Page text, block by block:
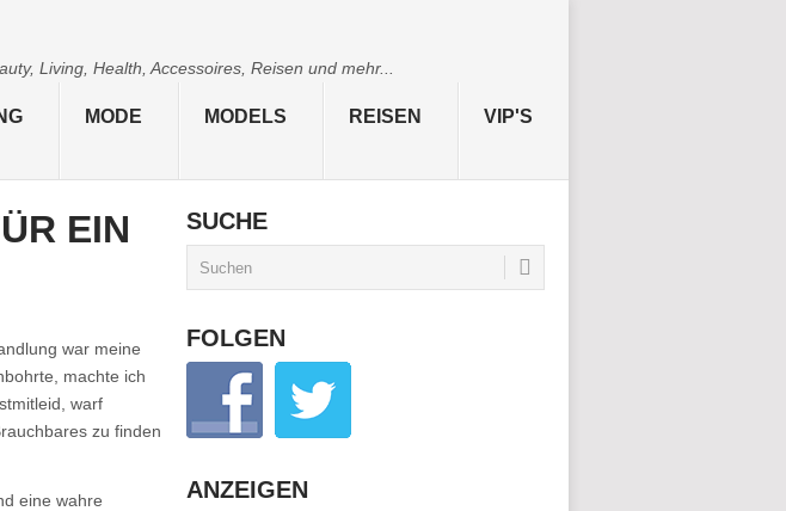
Living, Health, Accessoires, Reisen und mehr...
MODE MODELS REISEN VIP'S
EIN
war meine
machte ich
warf
zu finden
eine wahre
SUCHE
FOLGEN
ANZEIGEN